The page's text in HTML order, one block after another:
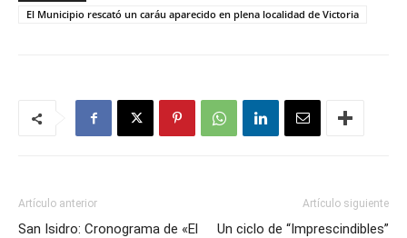
El Municipio rescató un caráu aparecido en plena localidad de Victoria
Artículo anterior
San Isidro: Cronograma de «El
Artículo siguiente
Un ciclo de “Imprescindibles”